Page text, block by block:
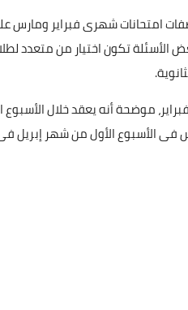
امتحانات شهرى فبراير ومارس
الأسئلة تكون اختيار من متعدد
فبراير، موضحة أنه يعقد خلال
فى الأسبوع الأول من شهر